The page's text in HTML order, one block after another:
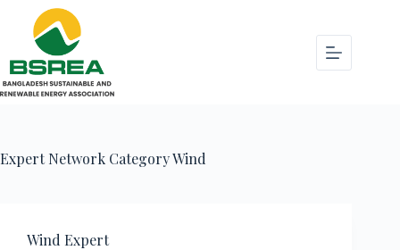
Expert Network CategoryWind
Wind Expert